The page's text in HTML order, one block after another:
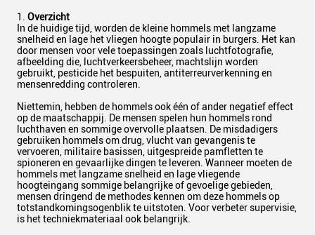
1. Overzicht
In de huidige tijd, worden de kleine hommels met langzame
snelheid en lage het vliegen hoogte populair in burgers. Het kan
door mensen voor vele toepassingen zoals luchtfotografie,
afbeelding die, luchtverkeersbeheer, machtslijn worden
gebruikt, pesticide het bespuiten, antiterreurverkenning en
mensenredding controleren.
Niettemin, hebben de hommels ook één of ander negatief effect
op de maatschappij. De mensen spelen hun hommels rond
luchthaven en sommige overvolle plaatsen. De misdadigers
gebruiken hommels om drug, vlucht van gevangenis te
vervoeren, militaire basissen, uitgespreide pamfletten te
spioneren en gevaarlijke dingen te leveren. Wanneer moeten de
hommels met langzame snelheid en lage vliegende
hoogteingang sommige belangrijke of gevoelige gebieden,
mensen dringend de methodes kennen om deze hommels op
totstandkomingsogenblik te uitstoten. Voor verbeter supervisie,
is het techniekmateriaal ook belangrijk.